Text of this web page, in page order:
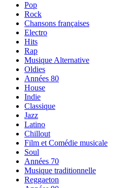
Pop
Rock
Chansons françaises
Electro
Hits
Rap
Musique Alternative
Oldies
Années 80
House
Indie
Classique
Jazz
Latino
Chillout
Film et Comédie musicale
Soul
Années 70
Musique traditionnelle
Reggaeton